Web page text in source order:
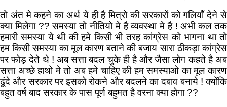
तो अंत मे कहने का अर्थ ये ही है मित्रो की सरकारों को गलियाँ देने से
क्या मिलेगा ?? समस्या तो नीतियो मे है व्यवस्था मे है ! अभी कल तक
हमारी समस्या ये थी की हमे किसी भी तरह कांग्रेस को भागना था तो
हम किसी समस्या का मूल कारण बताने की बजाय सारा ठीकड़ा कांग्रेस
पर फोड़ देते थे ! अब सत्ता बदल चुके ही है और जैसा लोग कहते है अब
सत्ता अच्छे हाथो मे तो अब हमे चाहिए की हम समस्याओ का मूल कारण
ढूंदे और सरकार पर इसको रोकने और बदलने का दबाव बनाये ! क्योंकि
बहुत वर्ष बाद सरकार के पास पूर्ण बहुमत है वरना क्या होगा ??